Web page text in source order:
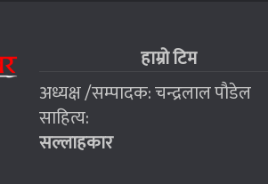
हाम्रो टिम
अध्यक्ष /सम्पादक: चन्द्रलाल पौडेल
साहित्य:
सल्लाहकार